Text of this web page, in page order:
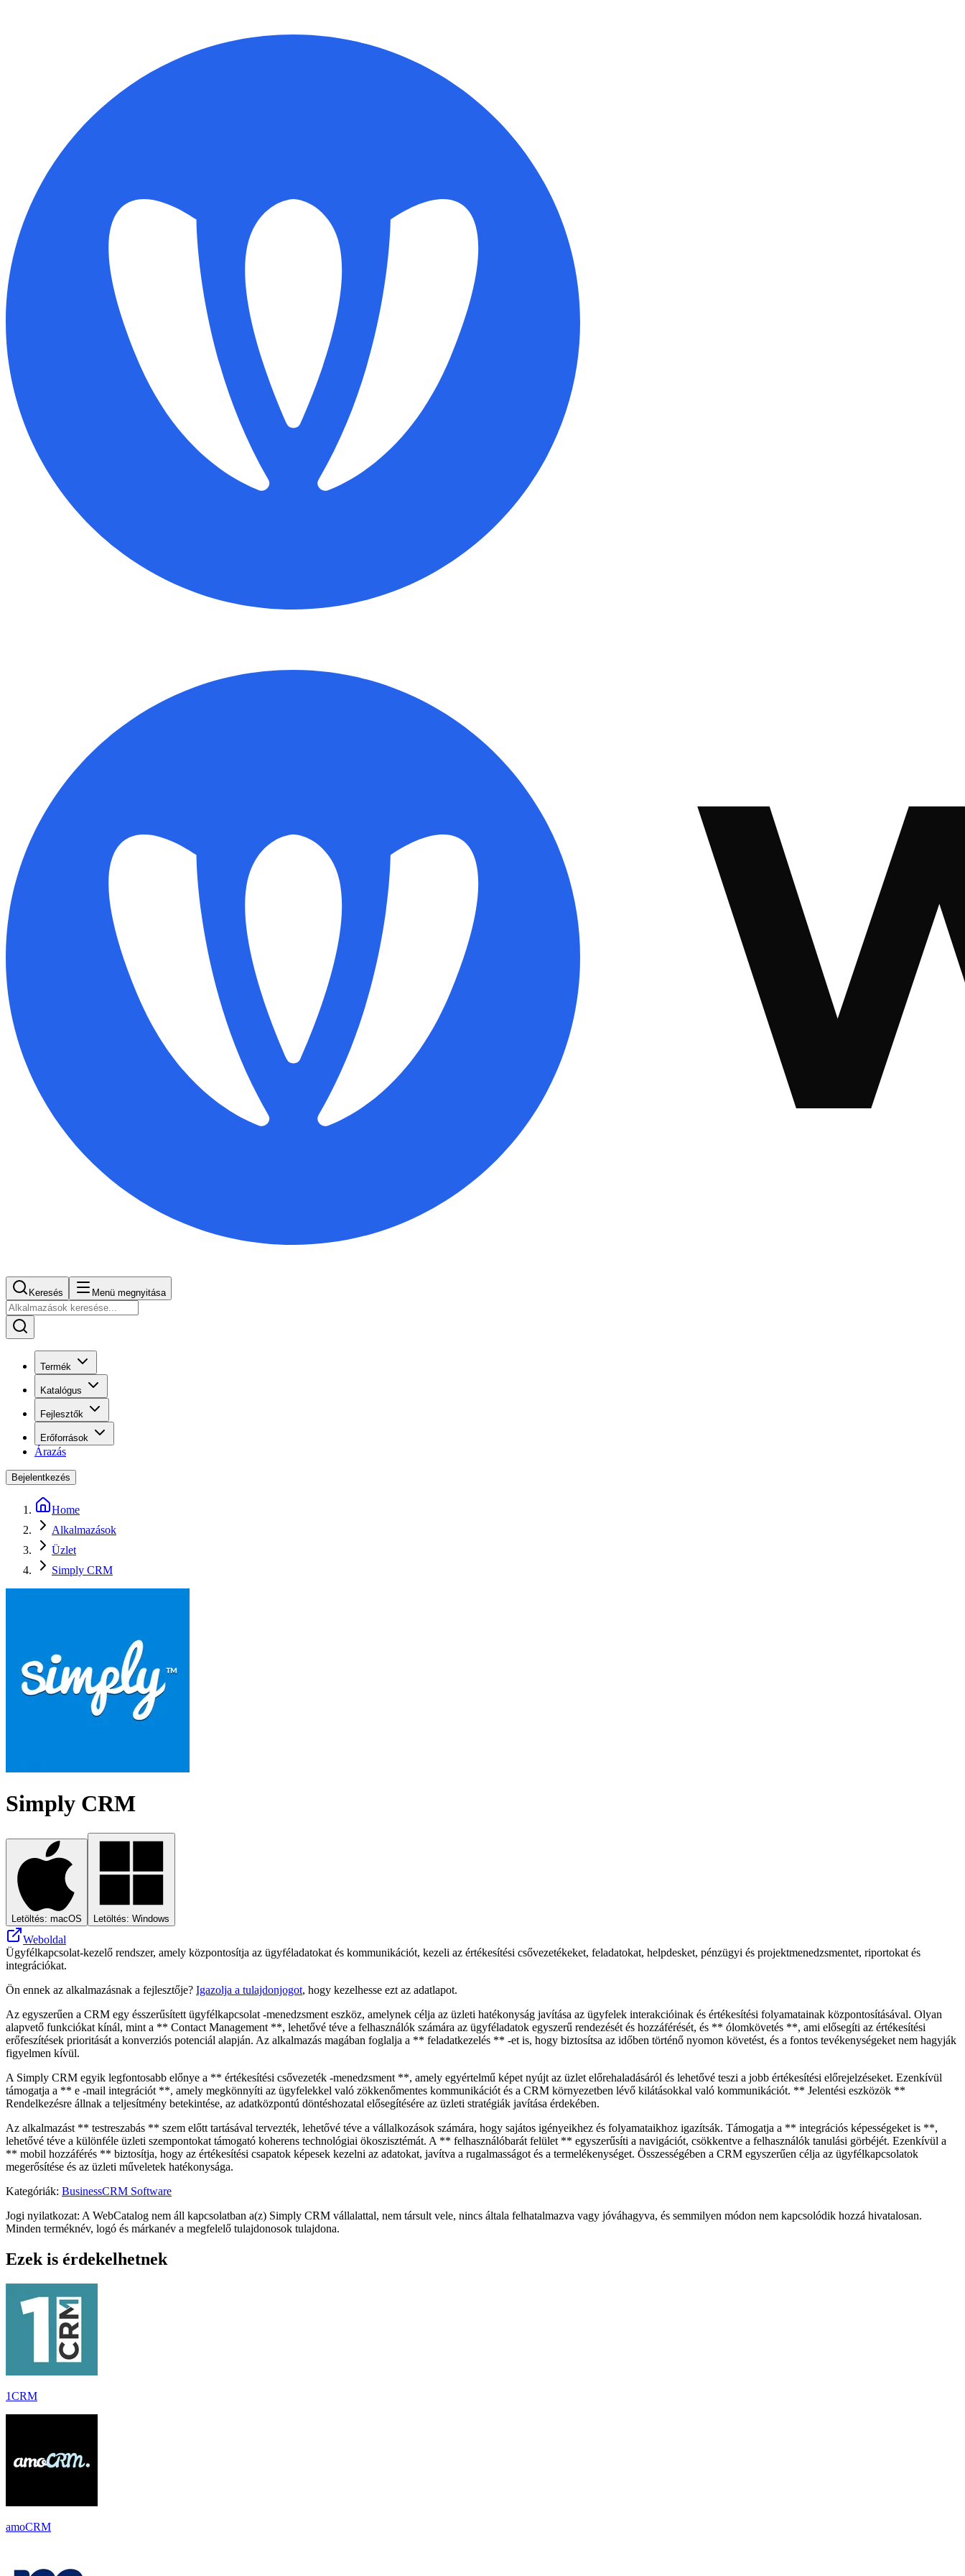
Keresés Menü megnyitása
Termék
Katalógus
Fejlesztők
Erőforrások
Árazás
Bejelentkezés
Home
Alkalmazások
Üzlet
Simply CRM
Simply CRM
Letöltés: macOS Letöltés: Windows
Weboldal
Ügyfélkapcsolat-kezelő rendszer, amely központosítja az ügyféladatokat és kommunikációt, kezeli az értékesítési csővezetékeket, feladatokat, helpdesket, pénzügyi és projektmenedzsmentet, riportokat és
integrációkat.
Ön ennek az alkalmazásnak a fejlesztője? Igazolja a tulajdonjogot, hogy kezelhesse ezt az adatlapot.
Az egyszerűen a CRM egy ésszerűsített ügyfélkapcsolat -menedzsment eszköz, amelynek célja az üzleti hatékonyság javítása az ügyfelek interakcióinak és értékesítési folyamatainak központosításával. Olyan
alapvető funkciókat kínál, mint a ** Contact Management **, lehetővé téve a felhasználók számára az ügyféladatok egyszerű rendezését és hozzáférését, és ** ólomkövetés **, ami elősegíti az értékesítési
erőfeszítések prioritását a konverziós potenciál alapján. Az alkalmazás magában foglalja a ** feladatkezelés ** -et is, hogy biztosítsa az időben történő nyomon követést, és a fontos tevékenységeket nem hagyják
figyelmen kívül.
A Simply CRM egyik legfontosabb előnye a ** értékesítési csővezeték -menedzsment **, amely egyértelmű képet nyújt az üzlet előrehaladásáról és lehetővé teszi a jobb értékesítési előrejelzéseket. Ezenkívül
támogatja a ** e -mail integrációt **, amely megkönnyíti az ügyfelekkel való zökkenőmentes kommunikációt és a CRM környezetben lévő kilátásokkal való kommunikációt. ** Jelentési eszközök **
Rendelkezésre állnak a teljesítmény betekintése, az adatközpontú döntéshozatal elősegítésére az üzleti stratégiák javítása érdekében.
Az alkalmazást ** testreszabás ** szem előtt tartásával tervezték, lehetővé téve a vállalkozások számára, hogy sajátos igényeikhez és folyamataikhoz igazítsák. Támogatja a ** integrációs képességeket is **,
lehetővé téve a különféle üzleti szempontokat támogató koherens technológiai ökoszisztémát. A ** felhasználóbarát felület ** egyszerűsíti a navigációt, csökkentve a felhasználók tanulási görbéjét. Ezenkívül a
** mobil hozzáférés ** biztosítja, hogy az értékesítési csapatok képesek kezelni az adatokat, javítva a rugalmasságot és a termelékenységet. Összességében a CRM egyszerűen célja az ügyfélkapcsolatok
megerősítése és az üzleti műveletek hatékonysága.
Kategóriák: BusinessCRM Software
Jogi nyilatkozat: A WebCatalog nem áll kapcsolatban a(z) Simply CRM vállalattal, nem társult vele, nincs általa felhatalmazva vagy jóváhagyva, és semmilyen módon nem kapcsolódik hozzá hivatalosan.
Minden terméknév, logó és márkanév a megfelelő tulajdonosok tulajdona.
Ezek is érdekelhetnek
1CRM
amoCRM